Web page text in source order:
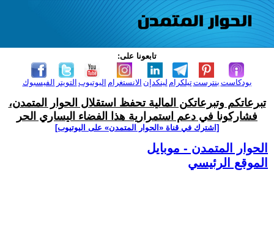
تابعونا على:
الفيسبوك التويتر اليوتيوب الانستغرام لينكدإن تيلكرامبنترست بودكاست
تبرعاتكم وتبرعاتكن المالية تحفظ استقلال الحوار المتمدن،
فشاركونا في دعم استمرارية هذا الفضاء اليساري الحر
[اشترك في قناة ‫«الحوار المتمدن» على اليوتيوب]
الحوار المتمدن - موبايل
الموقع الرئيسي